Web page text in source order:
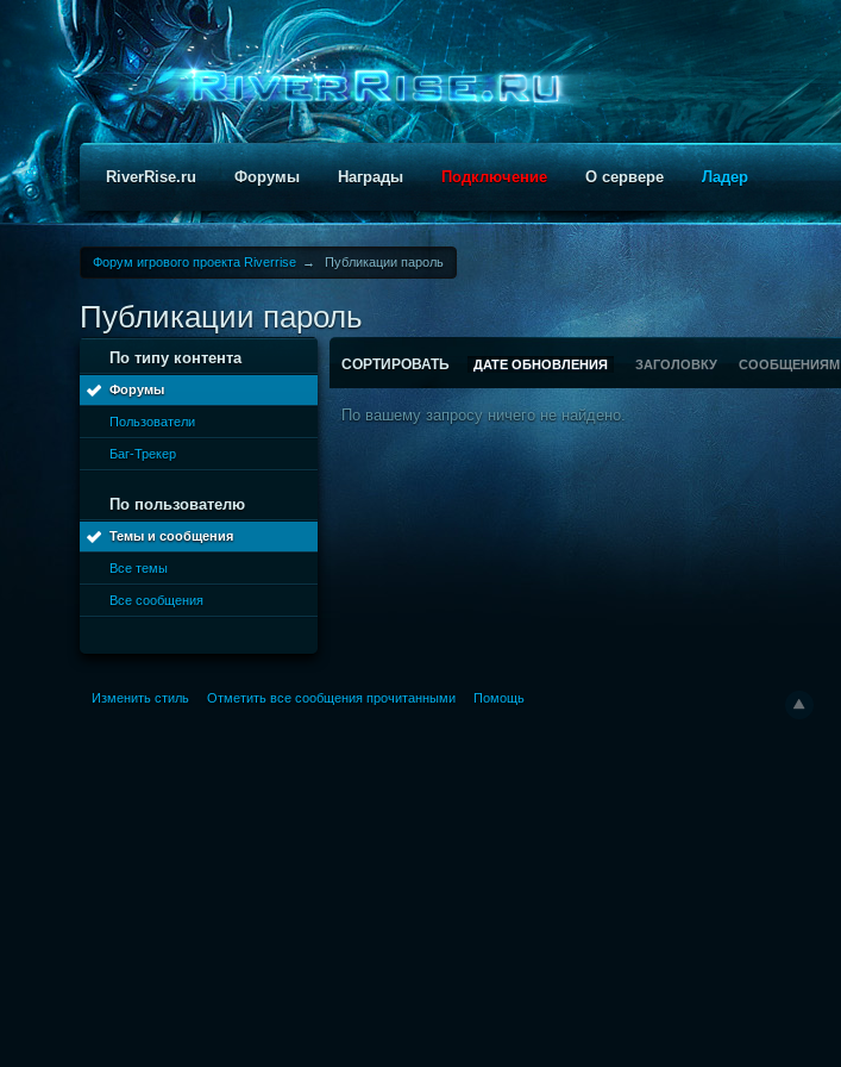
RiverRise.ru Форумы Награды Подключение О сервере Ладер
Форум игрового проекта Riverrise → Публикации пароль
Публикации пароль
По типу контента
Форумы
Пользователи
Баг-Трекер
По пользователю
Темы и сообщения
Все темы
Все сообщения
СОРТИРОВАТЬ ДАТЕ ОБНОВЛЕНИЯ ЗАГОЛОВКУ СООБЩЕНИЯМ
По вашему запросу ничего не найдено.
Изменить стиль Отметить все сообщения прочитанными Помощь